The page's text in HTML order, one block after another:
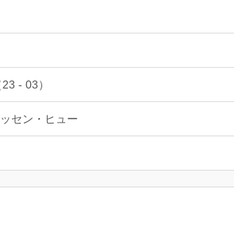
- 03）
セン・ヒュー